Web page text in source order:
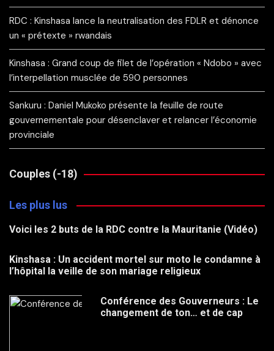
RDC : Kinshasa lance la neutralisation des FDLR et dénonce
un « prétexte » rwandais
Kinshasa : Grand coup de filet de l’opération « Ndobo » avec
l’interpellation musclée de 590 personnes
Sankuru : Daniel Mukoko présente la feuille de route
gouvernementale pour désenclaver et relancer l’économie
provinciale
Couples (-18)
Les plus lus
Voici les 2 buts de la RDC contre la Mauritanie (Vidéo)
Kinshasa : Un accident mortel sur moto le condamne à
l’hôpital la veille de son mariage religieux
Conférence des Gouverneurs : Le
changement de ton… et de cap